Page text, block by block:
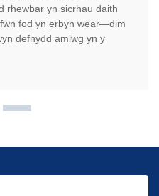
rhewbar yn sicrhau daith
fod yn erbyn wear—dim
defnydd amlwg yn y